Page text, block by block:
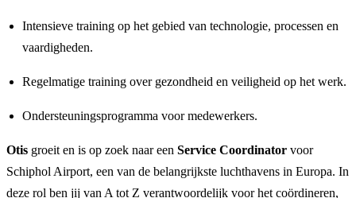
Intensieve training op het gebied van technologie, processen en
vaardigheden.
Regelmatige training over gezondheid en veiligheid op het werk.
Ondersteuningsprogramma voor medewerkers.
Otis groeit en is op zoek naar een Service Coordinator voor
Schiphol Airport, een van de belangrijkste luchthavens in Europa. In
deze rol ben jij van A tot Z verantwoordelijk voor het coördineren,